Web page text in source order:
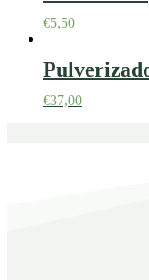
€5,50
€37,00